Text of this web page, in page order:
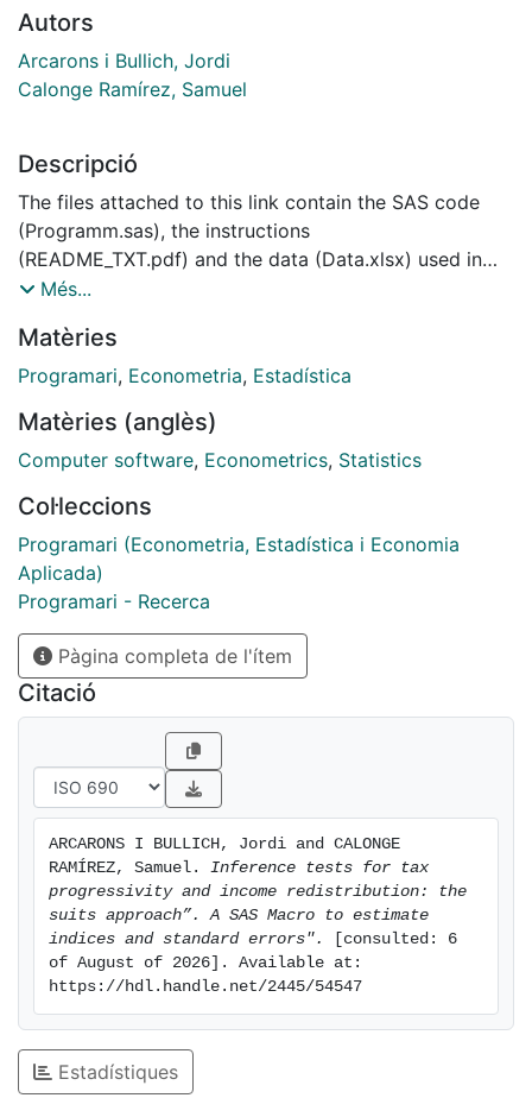
Autors
Arcarons i Bullich, Jordi
Calonge Ramírez, Samuel
Descripció
The files attached to this link contain the SAS code
(Programm.sas), the instructions
(README_TXT.pdf) and the data (Data.xlsx) used in
the article published in Journal of Income Inequality.
Més...
Matèries
Programari, Econometria, Estadística
Matèries (anglès)
Computer software, Econometrics, Statistics
Col·leccions
Programari (Econometria, Estadística i Economia
Aplicada)
Programari - Recerca
Pàgina completa de l'ítem
Citació
ARCARONS I BULLICH, Jordi and CALONGE
RAMÍREZ, Samuel. Inference tests for tax
progressivity and income redistribution: the
suits approach”. A SAS Macro to estimate
indices and standard errors".
[consulted: 6
of August of 2026]. Available at:
https://hdl.handle.net/2445/54547
Estadístiques